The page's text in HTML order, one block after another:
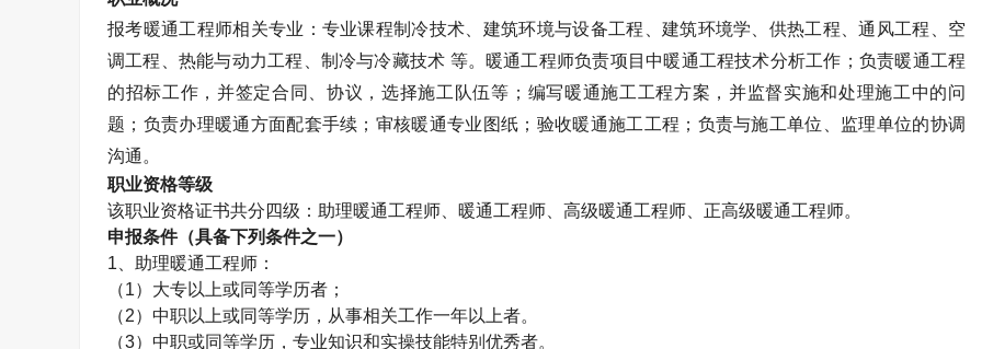
报考暖通工程师相关专业：专业课程制冷技术、建筑环境与设备工程、建筑环境学、供热工程、通风工程、空
调工程、热能与动力工程、制冷与冷藏技术 等。暖通工程师负责项目中暖通工程技术分析工作；负责暖通工程
的招标工作，并签定合同、协议，选择施工队伍等；编写暖通施工工程方案，并监督实施和处理施工中的问
题；负责办理暖通方面配套手续；审核暖通专业图纸；验收暖通施工工程；负责与施工单位、监理单位的协调
沟通。
职业资格等级
该职业资格证书共分四级：助理暖通工程师、暖通工程师、高级暖通工程师、正高级暖通工程师。
申报条件（具备下列条件之一）
1 、助理暖通工程师：
（1）大专以上或同等学历者；
（2）中职以上或同等学历，从事相关工作一年以上者。
（3）中职或同等学历，专业知识和实操技能特别优秀者。